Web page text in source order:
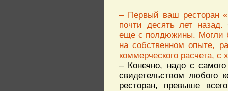
– Первый ваш ресторан
почти десять лет
еще с полдюжины. Могли
на собственном опыте,
коммерческого расчета, с
– Конечно, надо с
свидетельством любого
ресторан, превыше